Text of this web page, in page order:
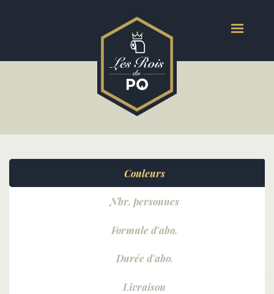
Couleurs
Nbr. personnes
Formule d'abo.
Durée d'abo.
Livraison